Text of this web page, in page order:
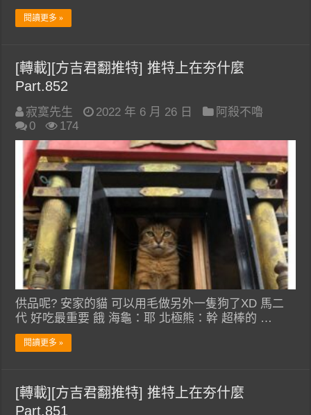
閱讀更多 »
[轉載][方吉君翻推特] 推特上在夯什麼
Part.852
寂寞先生 2022 年 6 月 26 日
阿殺不嚕
0
174
供品呢? 安家的貓 可以用毛做另外一隻狗了XD 馬二
代 好吃最重要 餓 海龜：耶 北極熊：幹 超棒的 …
閱讀更多 »
[轉載][方吉君翻推特] 推特上在夯什麼
Part.851